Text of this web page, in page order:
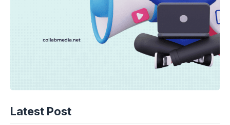
Latest Post